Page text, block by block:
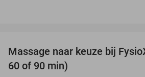
Massage naar keuze bij
60 of 90 min)